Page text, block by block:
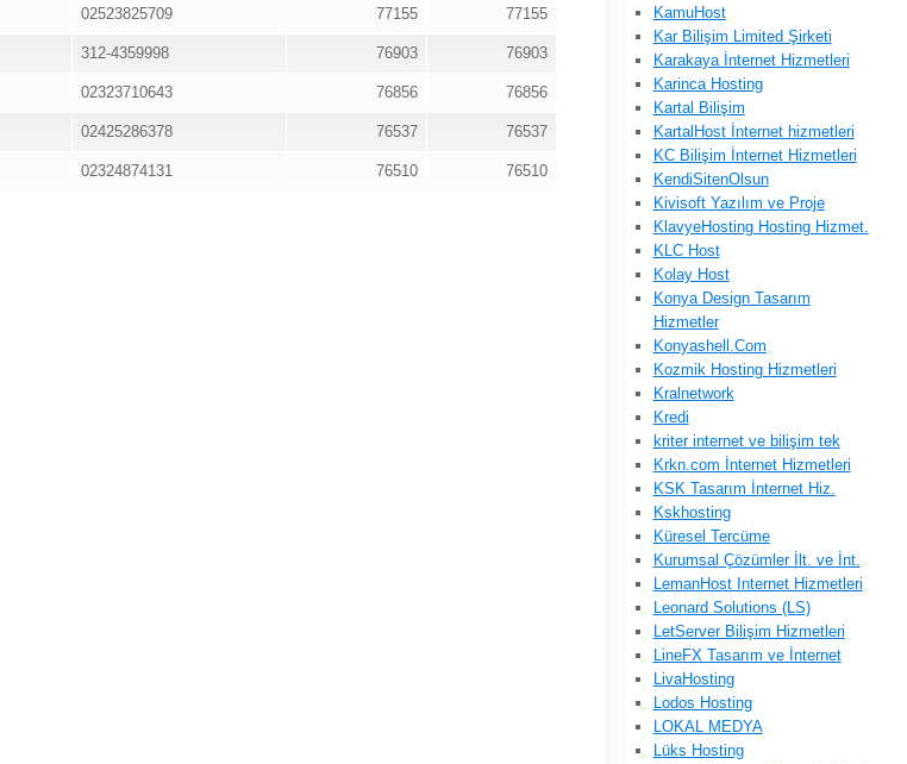
KamuHost
Kar Bilişim Limited Şirketi
Karakaya İnternet Hizmetleri
Karinca Hosting
Kartal Bilişim
KartalHost İnternet hizmetleri
KC Bilişim İnternet Hizmetleri
KendiSitenOlsun
Kivisoft Yazılım ve Proje
KlavyeHosting Hosting Hizmet.
KLC Host
Kolay Host
Konya Design Tasarım
Hizmetler
Konyashell.Com
Kozmik Hosting Hizmetleri
Kralnetwork
Kredi
kriter internet ve bilişim tek
Krkn.com İnternet Hizmetleri
KSK Tasarım İnternet Hiz.
Kskhosting
Küresel Tercüme
Kurumsal Çözümler İlt. ve İnt.
LemanHost Internet Hizmetleri
Leonard Solutions (LS)
LetServer Bilişim Hizmetleri
LineFX Tasarım ve İnternet
LivaHosting
Lodos Hosting
LOKAL MEDYA
Lüks Hosting
02523825709 77155 77155
312-4359998 76903 76903
02323710643 76856 76856
02425286378 76537 76537
02324874131 76510 76510